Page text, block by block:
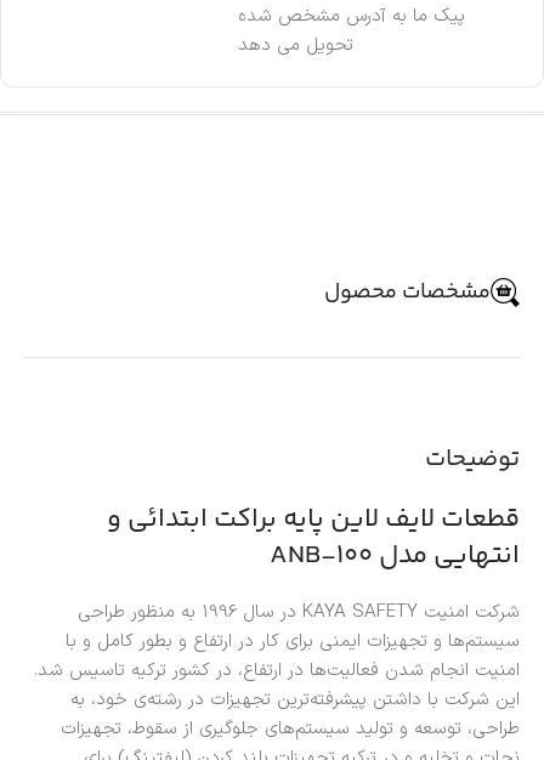
پیک ما به آدرس مشخص شده
تحویل می دهد
توضیحات
قطعات لایف لاین پایه براکت ابتدائی و
انتهایی مدل ANB-100
شرکت امنیت KAYA SAFETY در سال 1996 به منظور طراحی
سیستم‌ها و تجهیزات ایمنی برای کار در ارتفاع و بطور کامل و با
امنیت انجام شدن فعالیت‌ها در ارتفاع، در کشور ترکیه تاسیس شد.
این شرکت با داشتن پیشرفته‌ترین تجهیزات در رشته‌ی خود، به
طراحی، توسعه و تولید سیستم‌های جلوگیری از سقوط، تجهیزات
مشخصات محصول